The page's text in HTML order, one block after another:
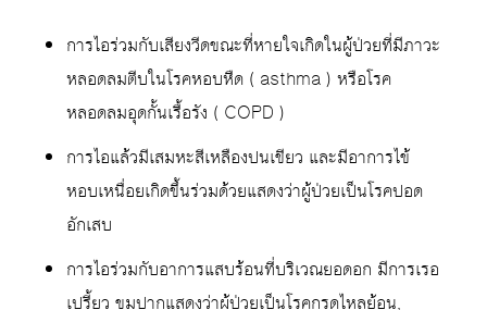
การไอร่วมกับเสียงวีดขณะที่หายใจเกิดในผู้ป่วยที่มีภาวะ
หลอดลมตีบในโรคหอบหืด ( asthma ) หรือโรค
หลอดลมอุดกั้นเรื้อรัง ( COPD )
การไอแล้วมีเสมหะสีเหลืองปนเขียว และมีอาการไข้
หอบเหนื่อยเกิดขึ้นร่วมด้วยแสดงว่าผู้ป่วยเป็นโรคปอด
อักเสบ
การไอร่วมกับอาการแสบร้อนที่บริเวณยอดอก มีการเรอ
เปรี้ยว ขมปากแสดงว่าผู้ป่วยเป็นโรคกรดไหลย้อน,